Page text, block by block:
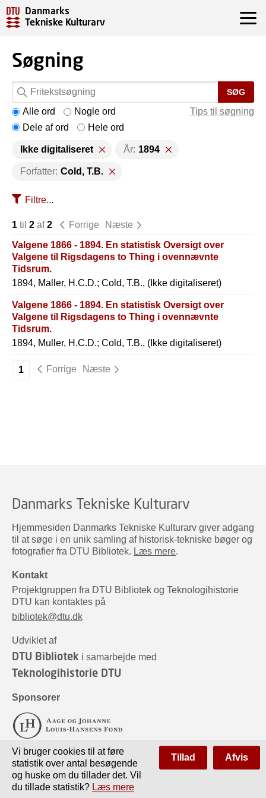
Danmarks
Tekniske Kulturarv
Søgning
SØG
Tips til søgning
Alle ord
Nogle ord
Dele af ord
Hele ord
Ikke digitaliseret År: 1894
Forfatter: Cold, T.B.
Filtre...
1 til 2 af2 Forrige
Næste
Valgene 1866 - 1894. En statistisk Oversigt over
Valgene til Rigsdagens to Thing i ovennævnte
Tidsrum.
1894, Maller, H.C.D.; Cold, T.B., (Ikke digitaliseret)
Valgene 1866 - 1894. En statistisk Oversigt over
Valgene til Rigsdagens to Thing i ovennævnte
Tidsrum.
1894, Muller, H.C.D.; Cold, T.B., (Ikke digitaliseret)
1 Forrige Næste
Danmarks Tekniske Kulturarv
Hjemmesiden Danmarks Tekniske Kulturarv giver adgang
til at søge i en unik samling af historisk-tekniske bøger og
fotografier fra DTU Bibliotek. Læs mere.
Kontakt
Projektgruppen fra DTU Bibliotek og Teknologihistorie
DTU kan kontaktes på
bibliotek@dtu.dk
Udviklet af
DTU Bibliotek i samarbejde med
Teknologihistorie DTU
Sponsorer
Vi bruger cookies til at føre
statistik over antal besøgende
og huske om du tillader det. Vil
du tillade statistik? Læs mere
Tillad Afvis